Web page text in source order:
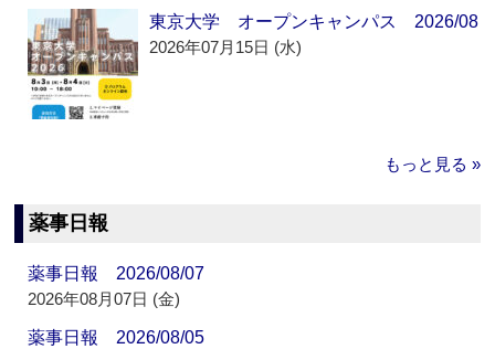
東京大学 オープンキャンパス 2026/08
2026年07月15日 (水)
もっと見る »
薬事日報
薬事日報 2026/08/07
2026年08月07日 (金)
薬事日報 2026/08/05